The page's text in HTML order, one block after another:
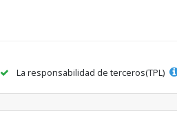
La responsabilidad de terceros(TPL)